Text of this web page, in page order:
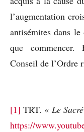
l’augmentation
antisémites dans
que
Conseil de l’Ordre
[1] TRT. « Le
https://